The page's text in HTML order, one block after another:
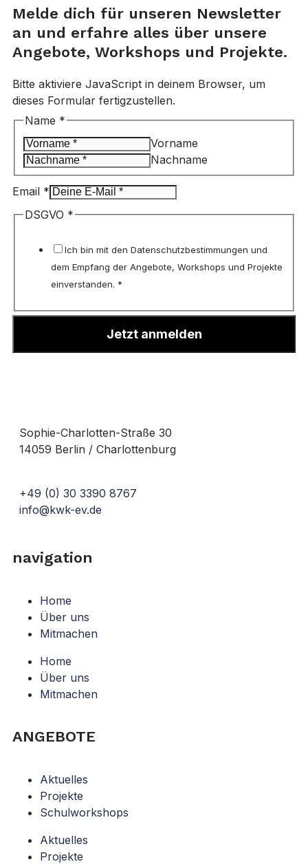
Melde dich für unseren Newsletter
an und erfahre alles über unsere
Angebote, Workshops und Projekte.
Bitte aktiviere JavaScript in deinem Browser, um
dieses Formular fertigzustellen.
Name *
Vorname
Nachname
Email *
DSGVO
DSGVO *
Ich bin mit den Datenschutzbestimmungen und
dem Empfang der Angebote, Workshops und Projekte
einverstanden. *
Jetzt anmelden
Sophie-Charlotten-Straße 30
14059 Berlin / Charlottenburg
+49 (0) 30 3390 8767
info@kwk-ev.de
navigation
Home
Über uns
Mitmachen
Home
Über uns
Mitmachen
ANGEBOTE
Aktuelles
Projekte
Schulworkshops
Aktuelles
Projekte